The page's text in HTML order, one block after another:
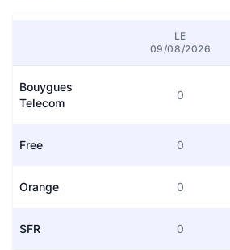
LE
09/08/2026
Bouygues
Telecom
0
Free 0
Orange 0
SFR 0